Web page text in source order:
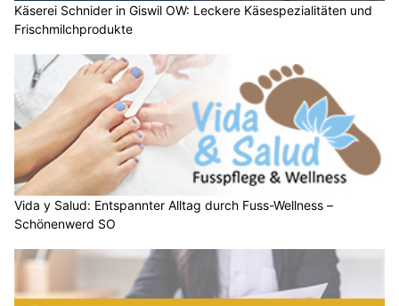
Käserei Schnider in Giswil OW: Leckere Käsespezialitäten und
Frischmilchprodukte
Vida y Salud: Entspannter Alltag durch Fuss-Wellness –
Schönenwerd SO